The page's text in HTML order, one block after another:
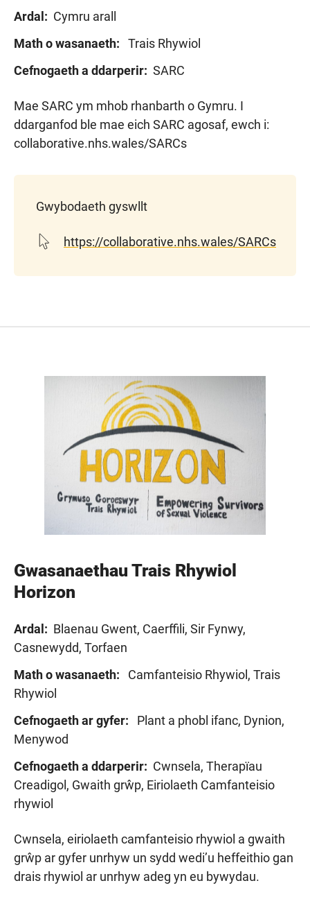
Ardal: Cymru arall
Math o wasanaeth:
Trais Rhywiol
Cefnogaeth a ddarperir: SARC
Mae SARC ym mhob rhanbarth o Gymru. I
ddarganfod ble mae eich SARC agosaf, ewch i:
collaborative.nhs.wales/SARCs
Gwybodaeth gyswllt
https://collaborative.nhs.wales/SARCs
Gwasanaethau Trais Rhywiol
Horizon
Ardal: Blaenau Gwent, Caerffili, Sir Fynwy,
Casnewydd, Torfaen
Math o wasanaeth:
Camfanteisio Rhywiol, Trais
Rhywiol
Cefnogaeth ar gyfer:
Plant a phobl ifanc, Dynion,
Menywod
Cefnogaeth a ddarperir: Cwnsela, Therapïau
Creadigol, Gwaith grŵp, Eiriolaeth Camfanteisio
rhywiol
Cwnsela, eiriolaeth camfanteisio rhywiol a gwaith
grŵp ar gyfer unrhyw un sydd wedi’u heffeithio gan
drais rhywiol ar unrhyw adeg yn eu bywydau.